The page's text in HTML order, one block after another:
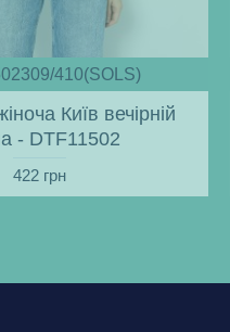
410(SOLS)
Київ вечірній
- DTF11502
422 грн